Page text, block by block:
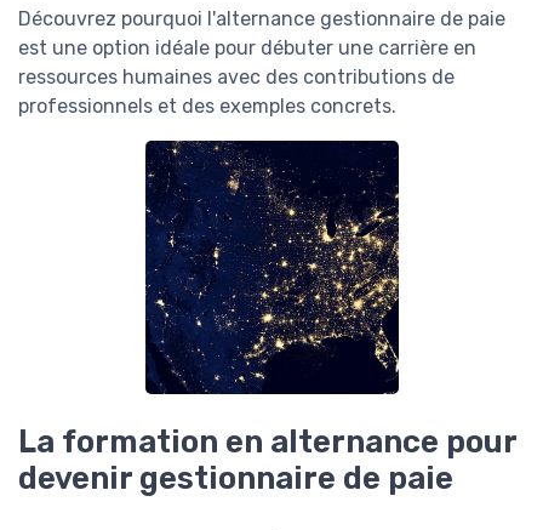
Découvrez pourquoi l'alternance gestionnaire de paie
est une option idéale pour débuter une carrière en
ressources humaines avec des contributions de
professionnels et des exemples concrets.
La formation en alternance pour
devenir gestionnaire de paie